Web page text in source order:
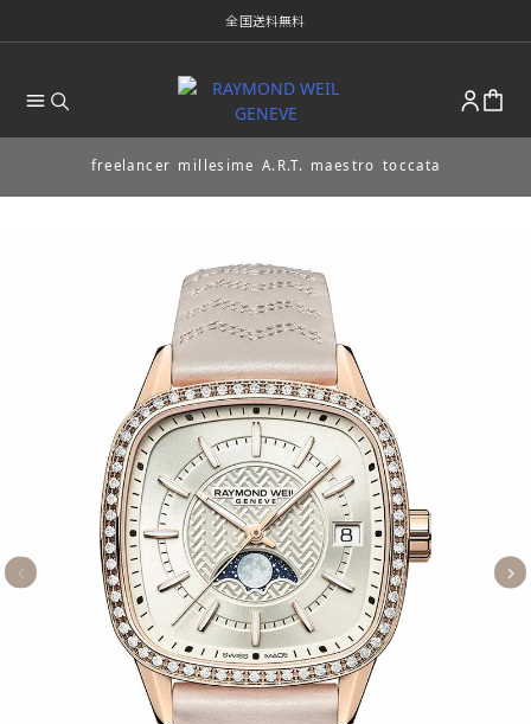
全国送料無料
freelancer millesime A.R.T. maestro toccata